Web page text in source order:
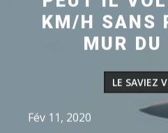
KM/H SANS
MUR DU
LE SAVIEZ
Fév 11, 2020